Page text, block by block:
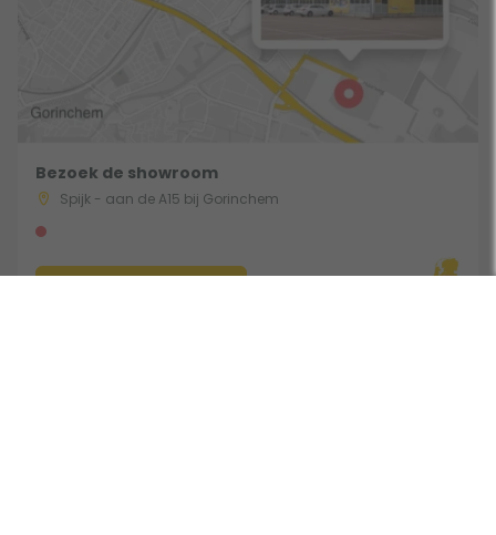
Bezoek de showroom
Spijk - aan de A15 bij Gorinchem